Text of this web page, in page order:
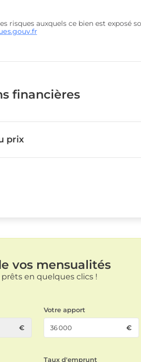
risques auxquels ce bien est exposé
financières
prix
vos mensualités
en quelques clics !
Votre apport
Taux d'emprunt